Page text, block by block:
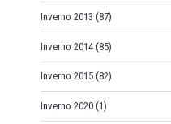
Inverno 2013 (87)
Inverno 2014 (85)
Inverno 2015 (82)
Inverno 2020 (1)